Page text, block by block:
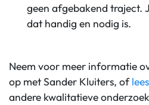
geen afgebakend traject.
dat handig en nodig is.
Neem voor meer informatie
op met Sander Kluiters, of
andere kwalitatieve